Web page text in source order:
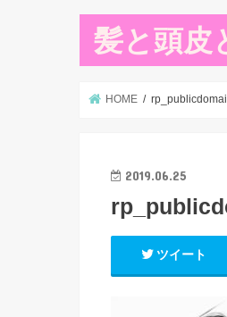
髪と頭皮
HOME
2019.06.25
ツイート